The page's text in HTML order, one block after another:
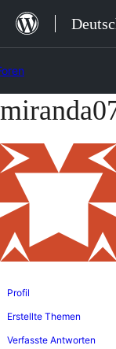
Zum
Inhalt
Zum
springen
Profil
Erstellte Themen
Verfasste Antworten